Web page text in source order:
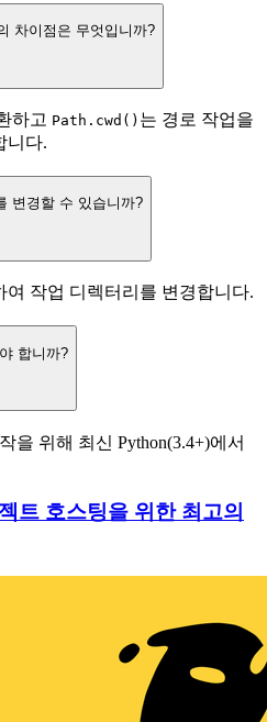
차이점은 무엇입니까?
하고 Path.cwd() 는 경로 작업을
니다.
변경할 수 있습니까?
여 작업 디렉터리를 변경합니다.
합니까?
을 위해 최신 Python(3.4+)에서
트 호스팅을 위한 최고의